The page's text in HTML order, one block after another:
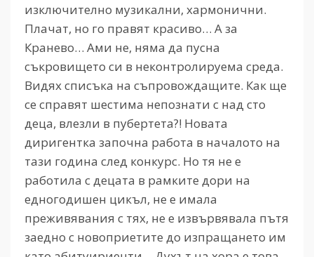
изключително музикални, хармонични.
Плачат, но го правят красиво… А за
Кранево… Ами не, няма да пусна
съкровището си в неконтролируема среда.
Видях списъка на съпровождащите. Как ще
се справят шестима непознати с над сто
деца, влезли в пубертета?! Новата
диригентка започна работа в началото на
тази година след конкурс. Но тя не е
работила с децата в рамките дори на
едногодишен цикъл, не е имала
преживявания с тях, не е извървявала пътя
заедно с новоприетите до изпращането им